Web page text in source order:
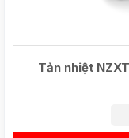
Tản nhiệt